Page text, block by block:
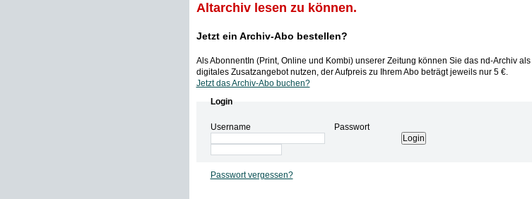
Altarchiv lesen zu können.
Jetzt ein Archiv-Abo bestellen?
Als AbonnentIn (Print, Online und Kombi) unserer Zeitung können Sie das nd-Archiv als
digitales Zusatzangebot nutzen, der Aufpreis zu Ihrem Abo beträgt jeweils nur 5 €.
Jetzt das Archiv-Abo buchen?
Login
Username Passwort
Passwort vergessen?